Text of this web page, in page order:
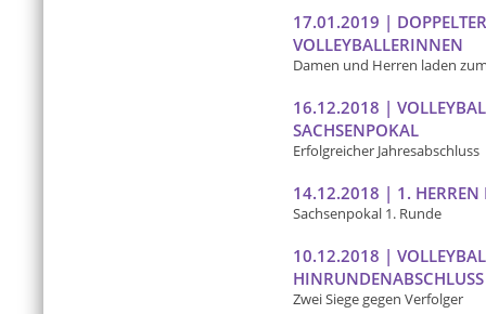
17.01.2019 |
VOLLEYBALLERINNEN
Damen und Herren laden
16.12.2018 |
SACHSENPOKAL
Erfolgreicher Jahresabschluss
14.12.2018 | 1. HERREN
Sachsenpokal 1. Runde
10.12.2018 |
HINRUNDENABSCHLUSS
Zwei Siege gegen Verfolger